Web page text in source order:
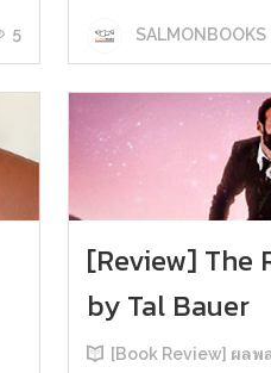
5 SALMONBOOKS
[Review] The
by Tal Bauer
[Book Review] ผลพลอยได้จากอากา